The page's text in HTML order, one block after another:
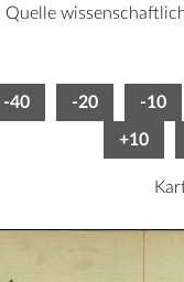
Quelle
-40 -20 -10
+10